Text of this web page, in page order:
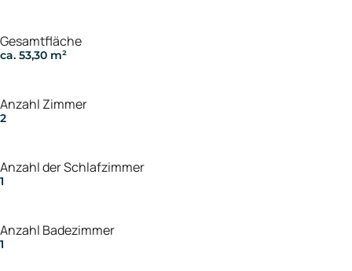
Gesamtfläche
ca. 53,30 m²
Anzahl Zimmer
2
Anzahl der Schlafzimmer
1
Anzahl Badezimmer
1